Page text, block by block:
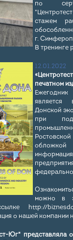
по
стажем
г.
В тренинге
12.01.2022
печатном
является
Донской
при
обложкой
можно в
http://
о нашей компании
Юг" представляла